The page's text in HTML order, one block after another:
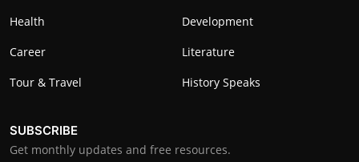
Health
Development
Career
Literature
Tour & Travel
History Speaks
SUBSCRIBE
Get monthly updates and free resources.